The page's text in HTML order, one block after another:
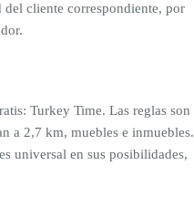
del cliente correspondiente, por
Turkey Time. Las reglas son
a 2,7 km, muebles e inmuebles.
universal en sus posibilidades,